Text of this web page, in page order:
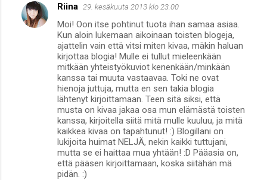
n
Riina 29. kesäkuuta 2013 klo 23.00
Moi! Oon itse pohtinut tuota ihan samaa asiaa.
Kun aloin lukemaan aikoinaan toisten blogeja,
ajattelin vain että vitsi miten kivaa, mäkin haluan
kirjottaa blogia! Mulle ei tullut mieleenkään
mitkään yhteistyökuviot kenenkään/minkään
kanssa tai muuta vastaavaa. Toki ne ovat
hienoja juttuja, mutta en sen takia blogia
lähtenyt kirjoittamaan. Teen sitä siksi, että
musta on kivaa jakaa osa mun elämästä toisten
kanssa, kirjoitella siitä mitä mulle kuuluu, ja mitä
kaikkea kivaa on tapahtunut! :) Blogillani on
lukijoita huimat NELJÄ, nekin kaikki tuttujani,
mutta se ei haittaa mua yhtään! :D Pääasia on,
että pääsen kirjoittamaan, koska siitähän mä
pidän. :)